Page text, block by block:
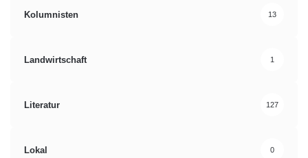
Kolumnisten 13
Landwirtschaft 1
Literatur 127
Lokal 0